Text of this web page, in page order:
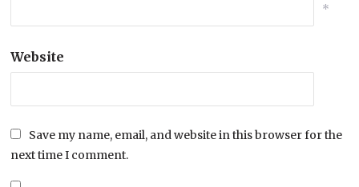
*
Website
Save my name, email, and website in this browser for the
next time I comment.